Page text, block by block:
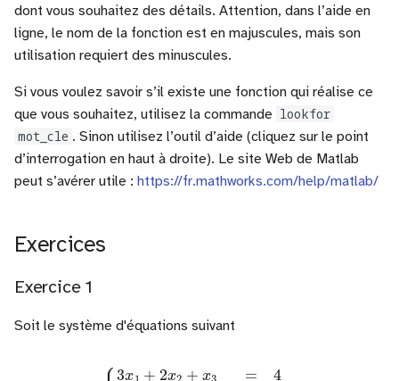
dont vous souhaitez des détails. Attention, dans l’aide en
ligne, le nom de la fonction est en majuscules, mais son
utilisation requiert des minuscules.
Si vous voulez savoir s’il existe une fonction qui réalise ce
que vous souhaitez, utilisez la commande lookfor
mot_cle . Sinon utilisez l’outil d’aide (cliquez sur le point
d’interrogation en haut à droite). Le site Web de Matlab
peut s’avérer utile : https://fr.mathworks.com/help/matlab/
Exercices
Exercice 1
Soit le système d'équations suivant
x 1+2 x 2+x = 4 +5 2+
3 − 1x1 +x 2+ 3=